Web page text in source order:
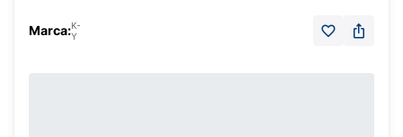
Marca:K-
Y